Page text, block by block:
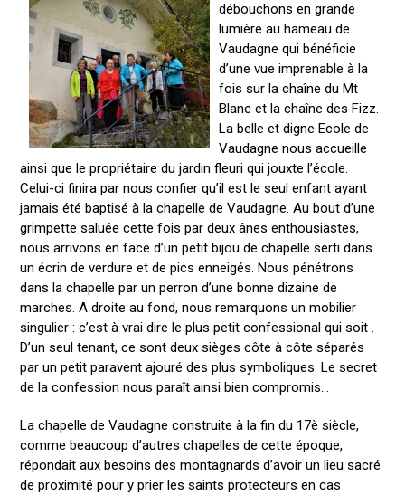
débouchons en grande
lumière au hameau de
Vaudagne qui bénéficie
d’une vue imprenable à la
fois sur la chaîne du Mt
Blanc et la chaîne des Fizz.
La belle et digne Ecole de
Vaudagne nous accueille
ainsi que le propriétaire du jardin fleuri qui jouxte l’école.
Celui-ci finira par nous confier qu’il est le seul enfant ayant
jamais été baptisé à la chapelle de Vaudagne. Au bout d’une
grimpette saluée cette fois par deux ânes enthousiastes,
nous arrivons en face d’un petit bijou de chapelle serti dans
un écrin de verdure et de pics enneigés. Nous pénétrons
dans la chapelle par un perron d’une bonne dizaine de
marches. A droite au fond, nous remarquons un mobilier
singulier : c’est à vrai dire le plus petit confessional qui soit .
D’un seul tenant, ce sont deux sièges côte à côte séparés
par un petit paravent ajouré des plus symboliques. Le secret
de la confession nous paraît ainsi bien compromis…
La chapelle de Vaudagne construite à la fin du 17è siècle,
comme beaucoup d’autres chapelles de cette époque,
répondait aux besoins des montagnards d’avoir un lieu sacré
de proximité pour y prier les saints protecteurs en cas